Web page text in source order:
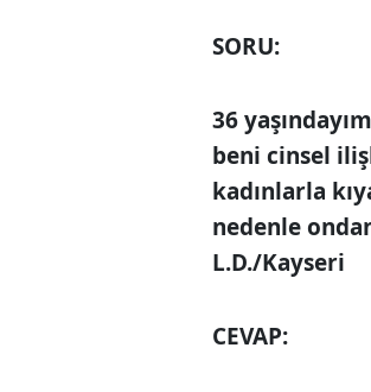
SORU:
36
beni cinsel
kadınlarla
nedenle
L.D./Kayseri
CEVAP: